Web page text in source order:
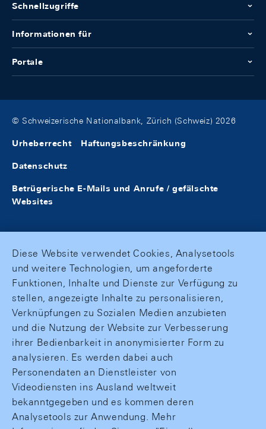
Schnellzugriffe
Informationen für
Portale
© Schweizerische Nationalbank, Zürich (Schweiz) 2026
Urheberrecht Haftungsbeschränkung
Datenschutz
Betrügerische E-Mails und Anrufe / gefälschte
Websites
Diese Website verwendet Cookies, Analysetools
und weitere Technologien, um angeforderte
Funktionen, Inhalte und Dienste zur Verfügung zu
stellen, angezeigte Inhalte zu personalisieren,
Verknüpfungen zu Sozialen Medien anzubieten
und die Nutzung der Website zur Verbesserung
ihrer Bedienbarkeit in anonymisierter Form zu
analysieren. Es werden dabei auch
Personendaten an Dienstleister von
Videodiensten ins Ausland weltweit
bekanntgegeben und es kommen deren
Analysetools zur Anwendung. Mehr